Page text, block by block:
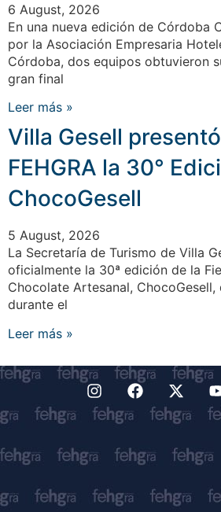
6 August, 2026
En una nueva edición de Córdoba
por la Asociación Empresaria
Córdoba, dos equipos obtuvieron
gran final
Leer más »
Villa Gesell
FEHGRA la 30°
ChocoGesell
5 August, 2026
La Secretaría de Turismo de Villa
oficialmente la 30ª edición de la
Chocolate Artesanal, ChocoGesell,
durante el
Leer más »